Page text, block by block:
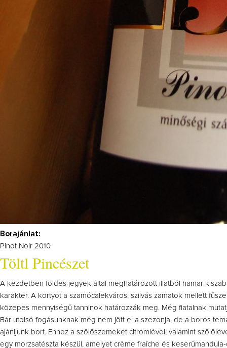
Borajánlat:
Pinot Noir 2010
Töltl Pincészet
A kezdetben földes jegyek által meghatározott illatból hamar
karakter. A kortyot a szamócalekváros, szilvás zamatok mellett
közepes mennyiségű tanninok határozzák meg. Még fiatalnak
Bár utolsó fogásunknak még nem jött el a szezonja, de a boros
ajánljunk bort. Ehhez a szőlőszemeket citromlével, valamint
egy morzsatészta készül, amelyet crème fraîche és